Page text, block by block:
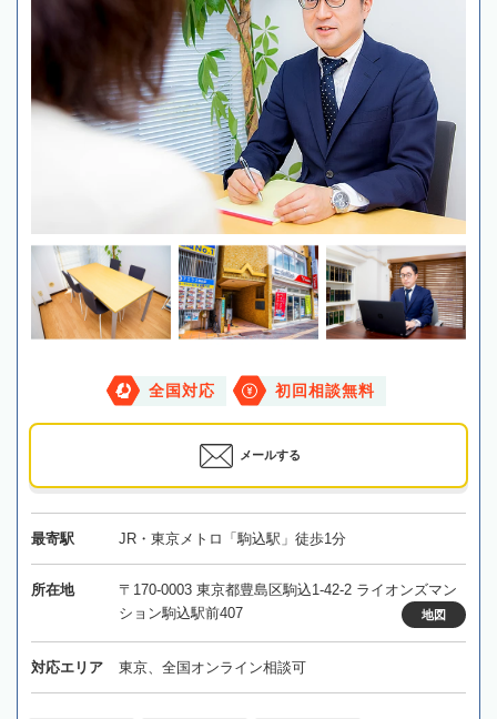
全国対応 初回相談無料
メールする
最寄駅 JR・東京メトロ「駒込駅」徒歩1分
所在地
〒170-0003 東京都豊島区駒込1-42-2 ライオンズマン
ション駒込駅前407
地図
対応エリア 東京、全国オンライン相談可